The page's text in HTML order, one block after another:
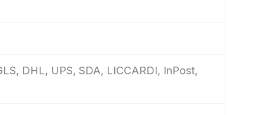
DHL, UPS, SDA, LICCARDI, InPost,